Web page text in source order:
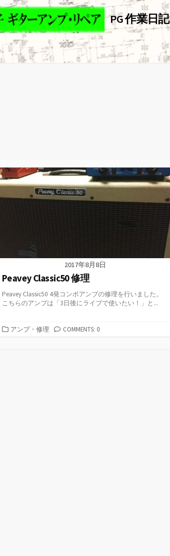
PG 作業日記
2017年8月8日
Peavey Classic50 修理
Peavey Classic50 4発コンボアンプの修理を行いました。
こちらのアンプは「3日後にライブで使いたい！」と...
カアンプ・修理 COMMENTS: 0